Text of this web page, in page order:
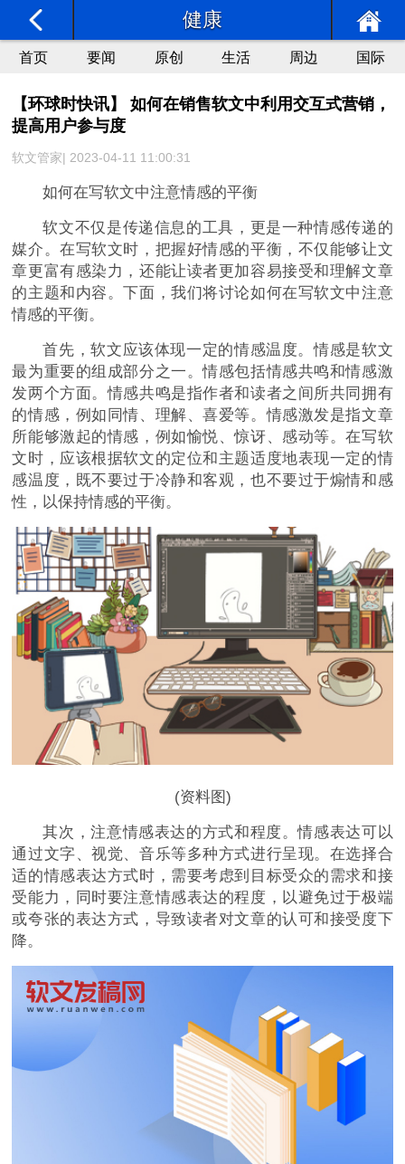
健康
首页 要闻 原创 生活 周边 国际
【环球时快讯】 如何在销售软文中利用交互式营销，
提高用户参与度
软文管家| 2023-04-11 11:00:31
如何在写软文中注意情感的平衡
软文不仅是传递信息的工具，更是一种情感传递的
媒介。在写软文时，把握好情感的平衡，不仅能够让文
章更富有感染力，还能让读者更加容易接受和理解文章
的主题和内容。下面，我们将讨论如何在写软文中注意
情感的平衡。
首先，软文应该体现一定的情感温度。情感是软文
最为重要的组成部分之一。情感包括情感共鸣和情感激
发两个方面。情感共鸣是指作者和读者之间所共同拥有
的情感，例如同情、理解、喜爱等。情感激发是指文章
所能够激起的情感，例如愉悦、惊讶、感动等。在写软
文时，应该根据软文的定位和主题适度地表现一定的情
感温度，既不要过于冷静和客观，也不要过于煽情和感
性，以保持情感的平衡。
(资料图)
其次，注意情感表达的方式和程度。情感表达可以
通过文字、视觉、音乐等多种方式进行呈现。在选择合
适的情感表达方式时，需要考虑到目标受众的需求和接
受能力，同时要注意情感表达的程度，以避免过于极端
或夸张的表达方式，导致读者对文章的认可和接受度下
降。